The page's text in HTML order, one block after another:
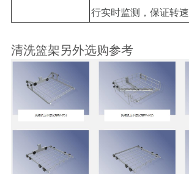
行实时监测，保证转速
清洗篮架另外选购参考